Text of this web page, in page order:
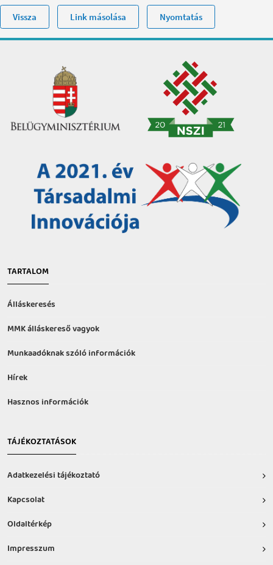
Vissza Link másolása Nyomtatás
TARTALOM
Álláskeresés
MMK álláskereső vagyok
Munkaadóknak szóló információk
Hírek
Hasznos információk
TÁJÉKOZTATÁSOK
Adatkezelési tájékoztató
Kapcsolat
Oldaltérkép
Impresszum